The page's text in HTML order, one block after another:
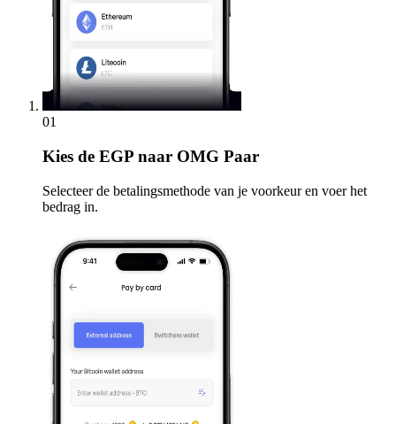
01
Kies de EGP naar OMG Paar
Selecteer de betalingsmethode van je voorkeur en voer het
bedrag in.